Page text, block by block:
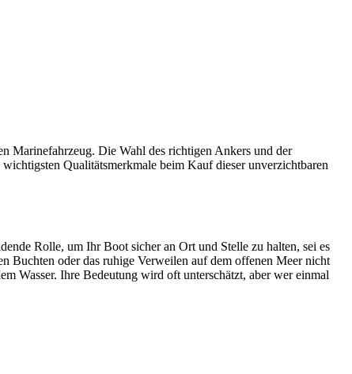
Marinefahrzeug. Die Wahl des richtigen Ankers und der
Qualitätsmerkmale beim Kauf dieser unverzichtbaren
Rolle, um Ihr Boot sicher an Ort und Stelle zu halten, sei es
Buchten oder das ruhige Verweilen auf dem offenen Meer nicht
Wasser. Ihre Bedeutung wird oft unterschätzt, aber wer einmal